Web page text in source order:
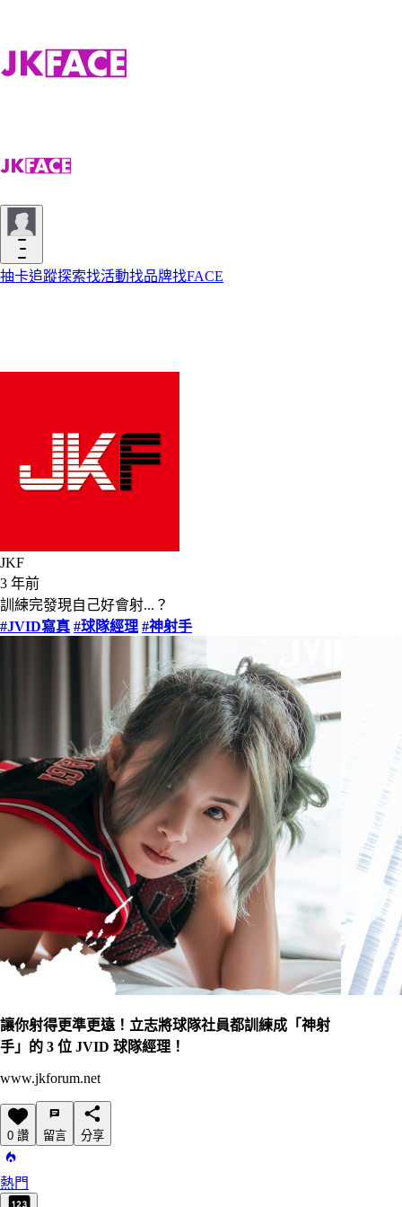
抽卡追蹤探索找活動找品牌找FACE
JKF
3 年前
訓練完發現自己好會射...？
#JVID寫真 #球隊經理 #神射手
讓你射得更準更遠！立志將球隊社員都訓練成「神射
手」的 3 位 JVID 球隊經理！
www.jkforum.net
0 讚 留言 分享
熱門